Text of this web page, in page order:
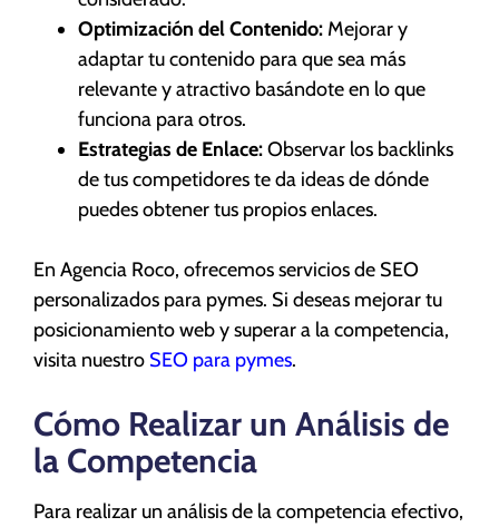
Optimización del Contenido: Mejorar y
adaptar tu contenido para que sea más
relevante y atractivo basándote en lo que
funciona para otros.
Estrategias de Enlace:Observar los backlinks
de tus competidores te da ideas de dónde
puedes obtener tus propios enlaces.
En Agencia Roco, ofrecemos servicios de SEO
personalizados para pymes. Si deseas mejorar tu
posicionamiento web y superar a la competencia,
visita nuestro SEO para pymes.
Cómo Realizar un Análisis de
la Competencia
Para realizar un análisis de la competencia efectivo,